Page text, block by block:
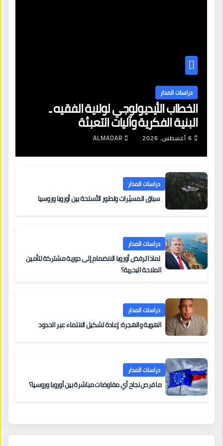
دراسات المدار
الخطاب الأيديولوجي لولاية الفقيه ـ
البنية الفكرية وآليات التعبئة
6 أغسطس، 2026 ALMADAR
دراسات المدار
سباق المسيّرات وتطور الأسلحة بين أوروبا وروسيا
دراسات المدار
لماذا ترفض أوروبا الانضمام إلى دورية مشتركة لتأمين
الملاحة البحرية؟
دراسات المدار
الهوية والهجرة: إعادة تشكيل الانتماء عبر الحدود
دراسات المدار
ما فرص نجاح أي مفاوضات مباشرة بين أوروبا وروسيا؟